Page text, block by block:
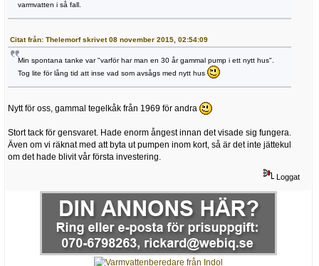
varmvatten i så fall.
Citat från: Thelemorf skrivet 08 november 2015, 02:54:09
Min spontana tanke var "varför har man en 30 år gammal pump i ett nytt hus".
Tog lite för lång tid att inse vad som avsågs med nytt hus
Nytt för oss, gammal tegelkåk från 1969 för andra
Stort tack för gensvaret. Hade enorm ångest innan det visade sig fungera.
Även om vi räknat med att byta ut pumpen inom kort, så är det inte jättekul
om det hade blivit vår första investering.
Loggat